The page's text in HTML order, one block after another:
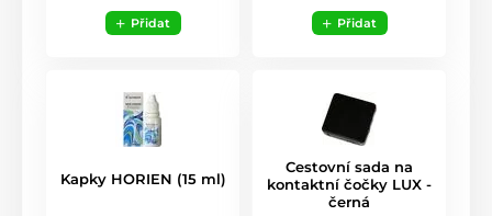
Přidat Přidat
Kapky HORIEN (15 ml)
Cestovní sada na
kontaktní čočky LUX -
černá